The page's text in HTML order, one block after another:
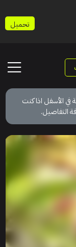
في الأسفل اذا كنت
التفاصيل.
تحميل